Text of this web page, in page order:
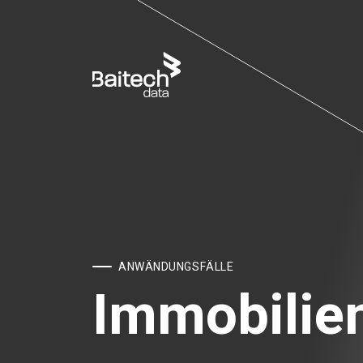
ANWÄNDUNGSFÄLLE